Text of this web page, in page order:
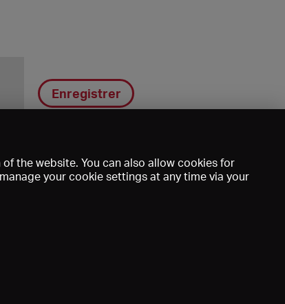
Enregistrer
the website. You can also allow cookies for
your cookie settings at any time via your